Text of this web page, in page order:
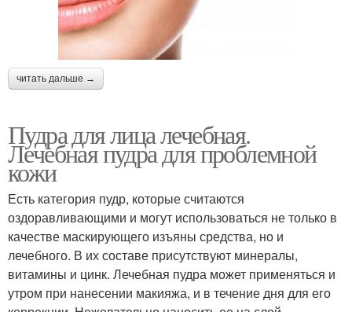
читать дальше →
Пудра для лица лечебная.
Лечебная пудра для проблемной
кожи
Есть категория пудр, которые считаются
оздоравливающими и могут использоваться не только в
качестве маскирующего изъяны средства, но и
лечебного. В их составе присутствуют минералы,
витамины и цинк. Лечебная пудра может применяться и
утром при нанесении макияжа, и в течение дня для его